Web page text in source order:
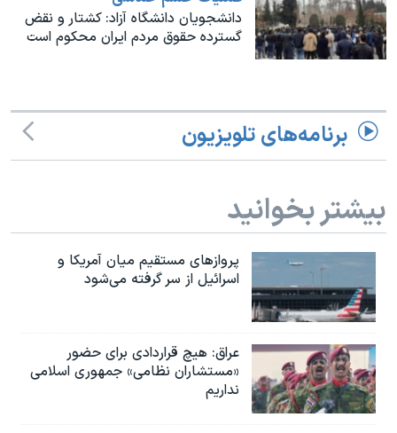
نرگس محمدی برنده جایزه نوبل صلح
سفر پرزیدنت ترامپ به چین
دانشجویان دانشگاه آزاد: کشتار و نقض
گسترده حقوق مردم ایران محکوم است
برنامه‌های تلویزیون
بیشتر بخوانید
پروازهای مستقیم میان آمریکا و
اسرائیل از سر گرفته می‌شود
عراق: هیچ قراردادی برای حضور
«مستشاران نظامی» جمهوری اسلامی
نداریم